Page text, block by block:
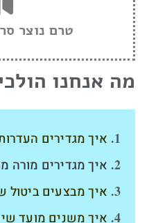
טרם נוצר
מה אנחנו
איך מגדירים
איך מגדירים מורה
איך מבצעים ביטול
איך משנים מועד